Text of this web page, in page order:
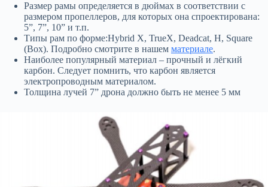
Размер рамы определяется в дюймах в соответствии с
размером пропеллеров, для которых она спроектирована:
5”, 7”, 10” и т.п.
Типы рам по форме:Hybrid X, TrueX, Deadcat, H, Square
(Box). Подробно смотрите в нашем материале.
Наиболее популярный материал – прочный и лёгкий
карбон. Следует помнить, что карбон является
электропроводным материалом.
Толщина лучей 7” дрона должно быть не менее 5 мм